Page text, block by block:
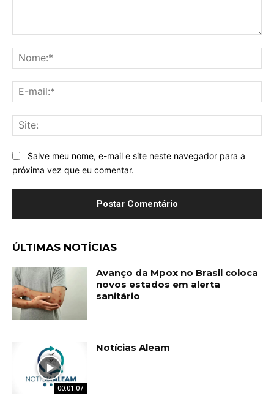
Salve meu nome, e-mail e site neste navegador para a
próxima vez que eu comentar.
ÚLTIMAS NOTÍCIAS
Avanço da Mpox no Brasil coloca
novos estados em alerta
sanitário
00:01:07
Notícias Aleam